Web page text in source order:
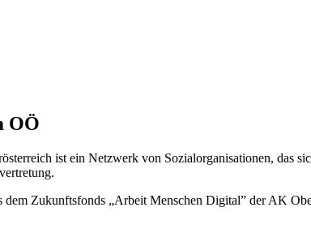
OÖ
ist ein Netzwerk von Sozialorganisationen, das
dem Zukunftsfonds „Arbeit Menschen Digital” der AK